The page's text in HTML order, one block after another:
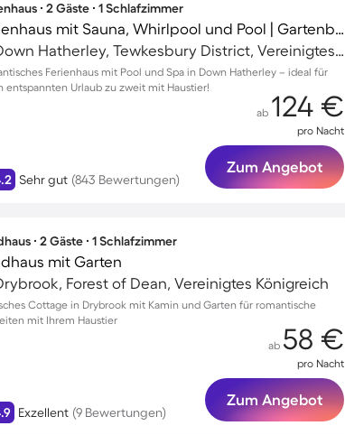
∙ 2 Gäste ∙ 1 Schlafzimmer
Ferienhaus mit Sauna, Whirlpool und Pool | Gartenblick
Down Hatherley, Tewkesbury District, Vereinigtes Königreich
Ferienhaus mit Pool und Spa in Down Hatherley – ideal für
entspannten Urlaub zu zweit mit Haustier!
Sehr gut (843 Bewertungen)
ab 124 €
pro Nacht
Zum Angebot
∙ 2 Gäste ∙ 1 Schlafzimmer
mit Garten
Forest of Dean, Vereinigtes Königreich
Cottage in Drybrook mit Kamin und Garten für romantische
mit Ihrem Haustier
Exzellent (9 Bewertungen)
ab 58 €
pro Nacht
Zum Angebot